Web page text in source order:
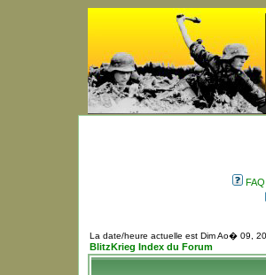
FAQ
La date/heure actuelle est Dim Ao� 09,
BlitzKrieg Index du Forum